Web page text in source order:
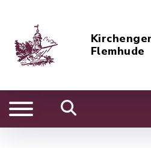
Flemhude